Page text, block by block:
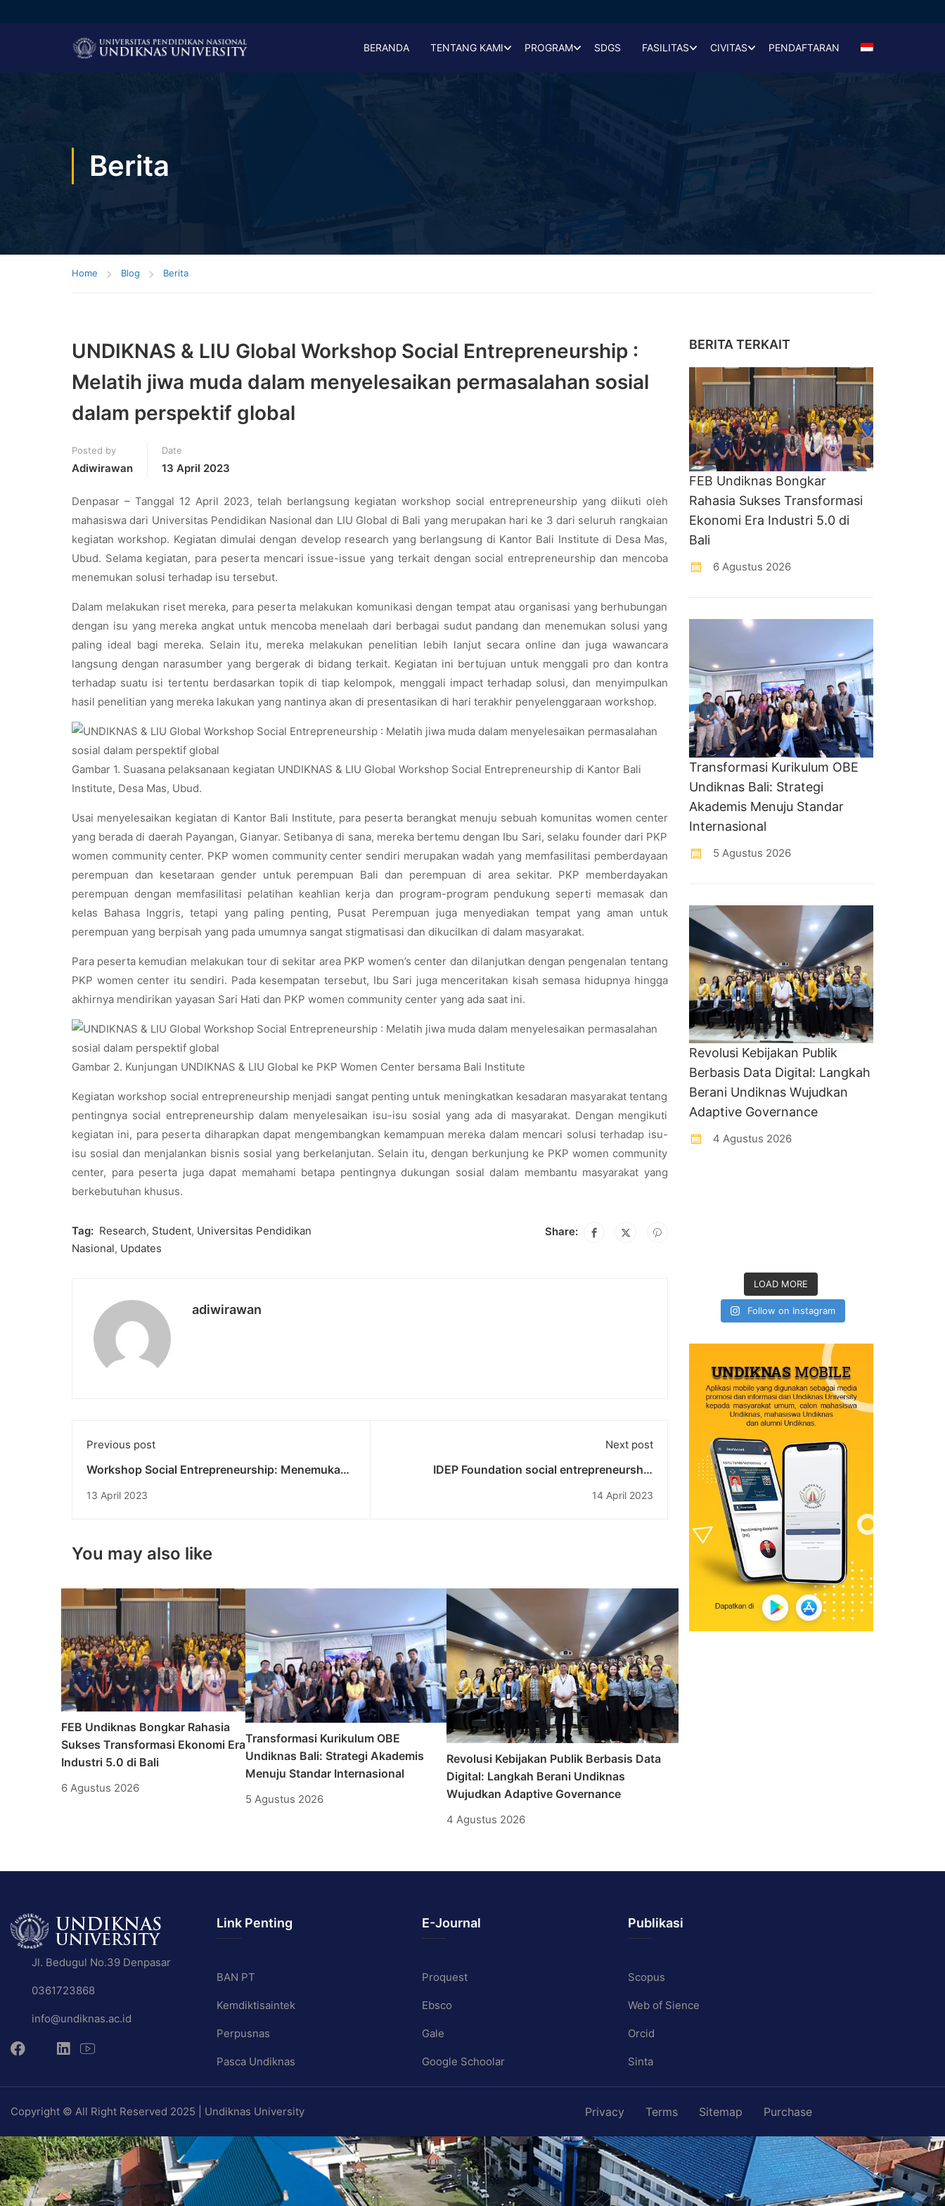
BERANDA TENTANG KAMI PROGRAM SDGS FASILITAS CIVITAS PENDAFTARAN
Berita
Home Blog Berita
UNDIKNAS & LIU Global Workshop Social Entrepreneurship :
Melatih jiwa muda dalam menyelesaikan permasalahan sosial
dalam perspektif global
Posted by
Adiwirawan
Date
13 April 2023
Denpasar – Tanggal 12 April 2023, telah berlangsung kegiatan workshop social entrepreneurship yang diikuti oleh
mahasiswa dari Universitas Pendidikan Nasional dan LIU Global di Bali yang merupakan hari ke 3 dari seluruh rangkaian
kegiatan workshop. Kegiatan dimulai dengan develop research yang berlangsung di Kantor Bali Institute di Desa Mas,
Ubud. Selama kegiatan, para peserta mencari issue-issue yang terkait dengan social entrepreneurship dan mencoba
menemukan solusi terhadap isu tersebut.
Dalam melakukan riset mereka, para peserta melakukan komunikasi dengan tempat atau organisasi yang berhubungan
dengan isu yang mereka angkat untuk mencoba menelaah dari berbagai sudut pandang dan menemukan solusi yang
paling ideal bagi mereka. Selain itu, mereka melakukan penelitian lebih lanjut secara online dan juga wawancara
langsung dengan narasumber yang bergerak di bidang terkait. Kegiatan ini bertujuan untuk menggali pro dan kontra
terhadap suatu isi tertentu berdasarkan topik di tiap kelompok, menggali impact terhadap solusi, dan menyimpulkan
hasil penelitian yang mereka lakukan yang nantinya akan di presentasikan di hari terakhir penyelenggaraan workshop.
Gambar 1. Suasana pelaksanaan kegiatan UNDIKNAS & LIU Global Workshop Social Entrepreneurship di Kantor Bali
Institute, Desa Mas, Ubud.
Usai menyelesaikan kegiatan di Kantor Bali Institute, para peserta berangkat menuju sebuah komunitas women center
yang berada di daerah Payangan, Gianyar. Setibanya di sana, mereka bertemu dengan Ibu Sari, selaku founder dari PKP
women community center. PKP women community center sendiri merupakan wadah yang memfasilitasi pemberdayaan
perempuan dan kesetaraan gender untuk perempuan Bali dan perempuan di area sekitar. PKP memberdayakan
perempuan dengan memfasilitasi pelatihan keahlian kerja dan program-program pendukung seperti memasak dan
kelas Bahasa Inggris, tetapi yang paling penting, Pusat Perempuan juga menyediakan tempat yang aman untuk
perempuan yang berpisah yang pada umumnya sangat stigmatisasi dan dikucilkan di dalam masyarakat.
Para peserta kemudian melakukan tour di sekitar area PKP women’s center dan dilanjutkan dengan pengenalan tentang
PKP women center itu sendiri. Pada kesempatan tersebut, Ibu Sari juga menceritakan kisah semasa hidupnya hingga
akhirnya mendirikan yayasan Sari Hati dan PKP women community center yang ada saat ini.
Gambar 2. Kunjungan UNDIKNAS & LIU Global ke PKP Women Center bersama Bali Institute
Kegiatan workshop social entrepreneurship menjadi sangat penting untuk meningkatkan kesadaran masyarakat tentang
pentingnya social entrepreneurship dalam menyelesaikan isu-isu sosial yang ada di masyarakat. Dengan mengikuti
kegiatan ini, para peserta diharapkan dapat mengembangkan kemampuan mereka dalam mencari solusi terhadap isu-
isu sosial dan menjalankan bisnis sosial yang berkelanjutan. Selain itu, dengan berkunjung ke PKP women community
center, para peserta juga dapat memahami betapa pentingnya dukungan sosial dalam membantu masyarakat yang
berkebutuhan khusus.
Tag: Research, Student, Universitas Pendidikan
Nasional, Updates
Share:
adiwirawan
Previous post
Workshop Social Entrepreneurship: Menemukan
Lingkungan
13 April 2023
Next post
IDEP Foundation social entrepreneurship
: Misi Penguatan Ketahanan Masyarakat Melalui
14 April 2023
You may also like
FEB Undiknas Bongkar Rahasia
Sukses Transformasi Ekonomi Era
Industri 5.0 di Bali
6 Agustus 2026
Transformasi Kurikulum OBE
Undiknas Bali: Strategi Akademis
Menuju Standar Internasional
5 Agustus 2026
Revolusi Kebijakan Publik Berbasis Data
Digital: Langkah Berani Undiknas
Wujudkan Adaptive Governance
4 Agustus 2026
BERITA TERKAIT
FEB Undiknas Bongkar
Rahasia Sukses Transformasi
Ekonomi Era Industri 5.0 di
Bali
6 Agustus 2026
Transformasi Kurikulum OBE
Undiknas Bali: Strategi
Akademis Menuju Standar
Internasional
5 Agustus 2026
Revolusi Kebijakan Publik
Berbasis Data Digital: Langkah
Berani Undiknas Wujudkan
Adaptive Governance
4 Agustus 2026
LOAD MORE
Follow on Instagram
Jl. Bedugul No.39 Denpasar
0361723868
info@undiknas.ac.id
Link Penting
BAN PT
Kemdiktisaintek
Perpusnas
Pasca Undiknas
E-Journal
Proquest
Ebsco
Gale
Google Schoolar
Publikasi
Scopus
Web of Sience
Orcid
Sinta
Copyright © All Right Reserved 2025 | Undiknas University Privacy Terms Sitemap Purchase